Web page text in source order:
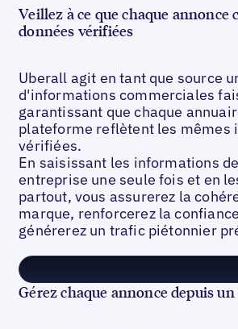
Veillez à ce que chaque annonce
données vérifiées
Uberall agit en tant que source
d'informations commerciales
garantissant que chaque
plateforme reflètent les mêmes
vérifiées.
En saisissant les informations
entreprise une seule fois et en
partout, vous assurerez la
marque, renforcerez la
générerez un trafic piétonnier
Gérez chaque annonce depuis